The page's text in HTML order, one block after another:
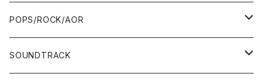
WEST COAST/SOUTH
JAPAN ONLY RELEASE/REMIX
WEST COAST/SOUTH
JAPAN ONLY RELEASE/REMIX
80'S
80'S
70'S
80'S
FUSION
POPS/ROCK/AOR
POPS/S.S.W.
SOUNDTRACK